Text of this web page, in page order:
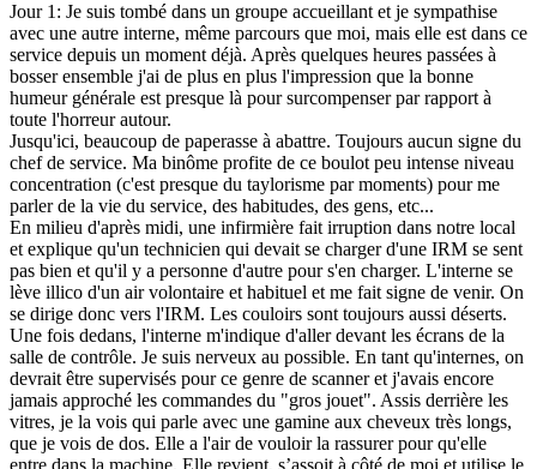
Jour 1: Je suis tombé dans un groupe accueillant et je sympathise
avec une autre interne, même parcours que moi, mais elle est dans ce
service depuis un moment déjà. Après quelques heures passées à
bosser ensemble j'ai de plus en plus l'impression que la bonne
humeur générale est presque là pour surcompenser par rapport à
toute l'horreur autour.
Jusqu'ici, beaucoup de paperasse à abattre. Toujours aucun signe du
chef de service. Ma binôme profite de ce boulot peu intense niveau
concentration (c'est presque du taylorisme par moments) pour me
parler de la vie du service, des habitudes, des gens, etc...
En milieu d'après midi, une infirmière fait irruption dans notre local
et explique qu'un technicien qui devait se charger d'une IRM se sent
pas bien et qu'il y a personne d'autre pour s'en charger. L'interne se
lève illico d'un air volontaire et habituel et me fait signe de venir. On
se dirige donc vers l'IRM. Les couloirs sont toujours aussi déserts.
Une fois dedans, l'interne m'indique d'aller devant les écrans de la
salle de contrôle. Je suis nerveux au possible. En tant qu'internes, on
devrait être supervisés pour ce genre de scanner et j'avais encore
jamais approché les commandes du "gros jouet". Assis derrière les
vitres, je la vois qui parle avec une gamine aux cheveux très longs,
que je vois de dos. Elle a l'air de vouloir la rassurer pour qu'elle